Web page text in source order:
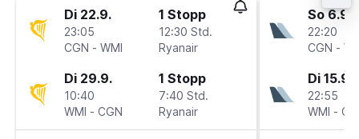
Di 22.9.
23:05
CGN - WMI
1 Stopp
12:30 Std.
Ryanair
Di 29.9.
10:40
WMI - CGN
1 Stopp
7:40 Std.
Ryanair
So 6.9.
22:20
CGN -
Di 15.9.
22:55
WMI -